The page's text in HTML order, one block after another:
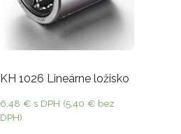
KH 1026 Lineárne ložisko
6,48€ s DPH (5,40€ bez
DPH)